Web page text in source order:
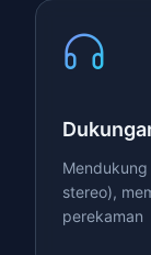
stereo),
perekaman